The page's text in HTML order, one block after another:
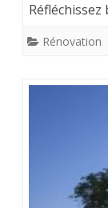
Réfléchissez
Rénovation